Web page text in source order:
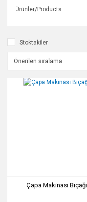
Ürünler/Products
Stoktakiler
Çapa Makinası Bıçağı